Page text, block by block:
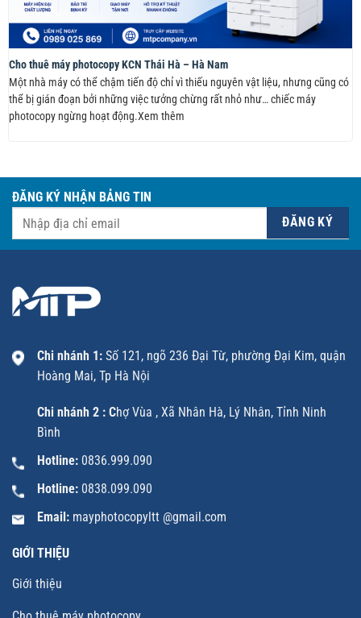
Cho thuê máy photocopy KCN Thái Hà – Hà Nam
Một nhà máy có thể chậm tiến độ chỉ vì thiếu nguyên vật liệu, nhưng cũng có
thể bị gián đoạn bởi những việc tưởng chừng rất nhỏ như… chiếc máy
photocopy ngừng hoạt động.Xem thêm
ĐĂNG KÝ NHẬN BẢNG TIN
Chi nhánh 1: Số 121, ngõ 236 Đại Từ, phường Đại Kim, quận
Hoàng Mai, Tp Hà Nội
Chi nhánh 2 : Chợ Vùa , Xã Nhân Hà, Lý Nhân, Tỉnh Ninh
Bình
Hotline: 0836.999.090
Hotline: 0838.099.090
Email: mayphotocopyltt @gmail.com
GIỚI THIỆU
Giới thiệu